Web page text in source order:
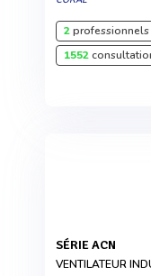
2professionnels
1552
SÉRIE ACN
VENTILATEUR